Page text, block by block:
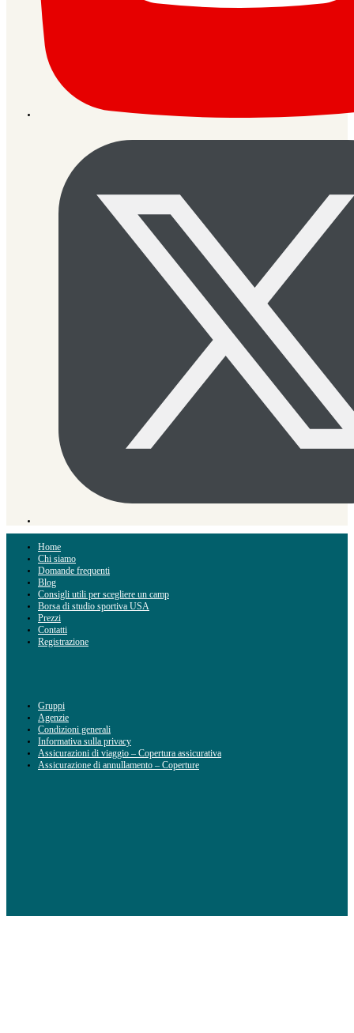
Home
Chi siamo
Domande frequenti
Blog
Consigli utili per scegliere un camp
Borsa di studio sportiva USA
Prezzi
Contatti
Registrazione
Gruppi
Agenzie
Condizioni generali
Informativa sulla privacy
Assicurazioni di viaggio – Copertura assicurativa
Assicurazione di annullamento – Coperture